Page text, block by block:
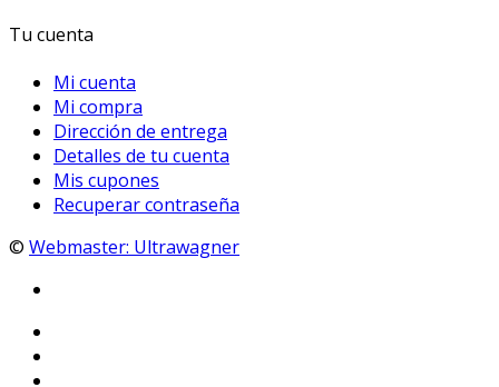
Tu cuenta
Mi cuenta
Mi compra
Dirección de entrega
Detalles de tu cuenta
Mis cupones
Recuperar contraseña
© Webmaster: Ultrawagner